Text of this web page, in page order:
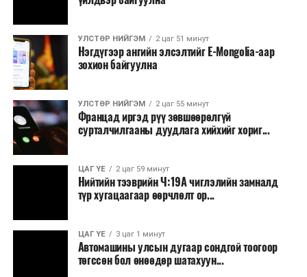
УЛСТӨР НИЙГЭМ 2 цаг 51 минут
Нэгдүгээр ангийн элсэлтийг E-Mongolia-аар
зохион байгуулна
УЛСТӨР НИЙГЭМ 2 цаг 55 минут
Францад иргэд рүү зөвшөөрөлгүй
сурталчилгааны дуудлага хийхийг хориг...
ЦАГ ҮЕ 2 цаг 59 минут
Нийтийн тээврийн Ч:19А чиглэлийн замналд
түр хугацаагаар өөрчлөлт ор...
ЦАГ ҮЕ 3 цаг 1 минут
Автомашины улсын дугаар сондгой тоогоор
төгссөн бол өнөөдөр шатахуун...